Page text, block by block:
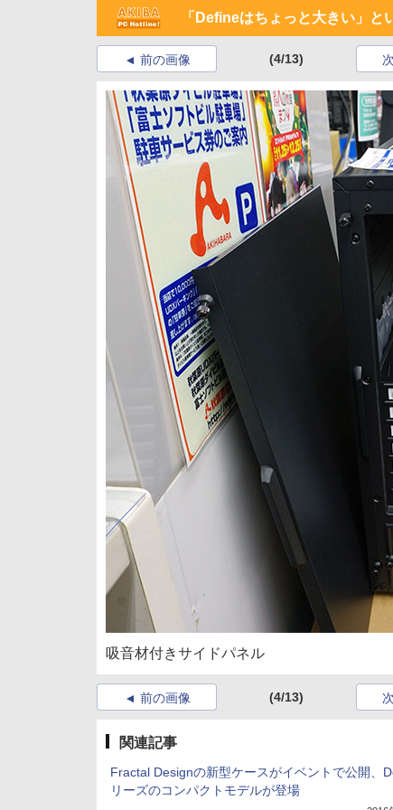
「Defineはちょっと大きい」
前の画像 (4/13)
吸音材付きサイドパネル
前の画像 (4/13)
関連記事
Fractal Designの新型ケースがイベントで公開、
リーズのコンパクトモデルが登場